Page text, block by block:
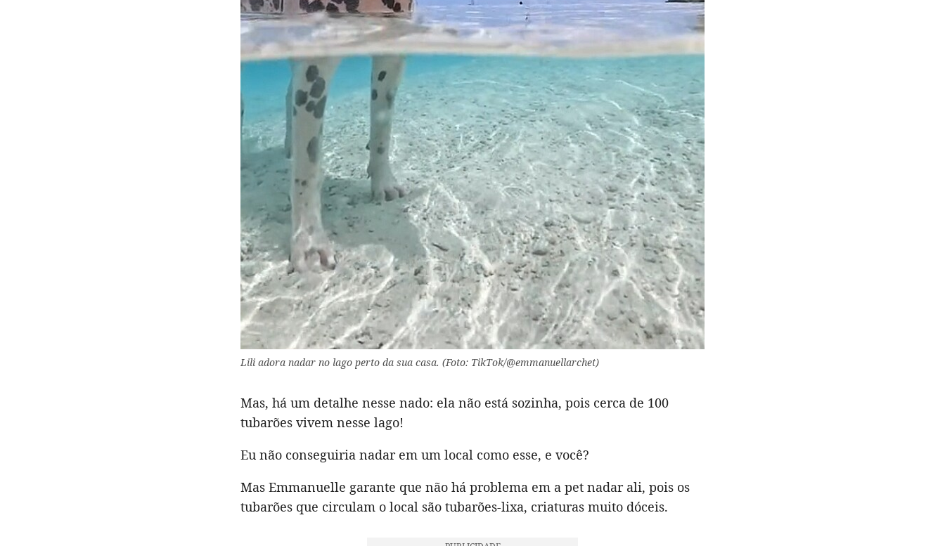
Lili adora nadar no lago perto da sua casa. (Foto: TikTok/@emmanuellarchet)
Mas, há um detalhe nesse nado: ela não está sozinha, pois cerca de 100
tubarões vivem nesse lago!
Eu não conseguiria nadar em um local como esse, e você?
Mas Emmanuelle garante que não há problema em a pet nadar ali, pois os
tubarões que circulam o local são tubarões-lixa, criaturas muito dóceis.